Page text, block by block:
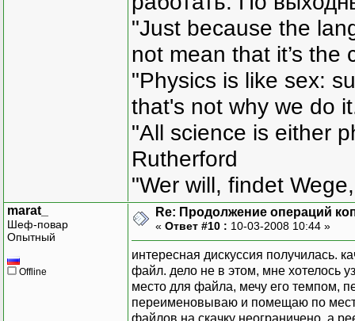
"Just because the
not mean that it’s the
"Physics is like sex:
that's not why we do
"All science is either
Rutherford
"Wer will, findet
marat_
Шеф-повар
Опытный
Offline
Re: Продолжение операций
« Ответ #10 : 10-03-2008 10:44 »
интересная дискуссия получилась.
файл. дело не в этом, мне хотелось
место для файла, мечу его темпом,
переименовываю и помещаю по
файлов на скачку неограничено, а